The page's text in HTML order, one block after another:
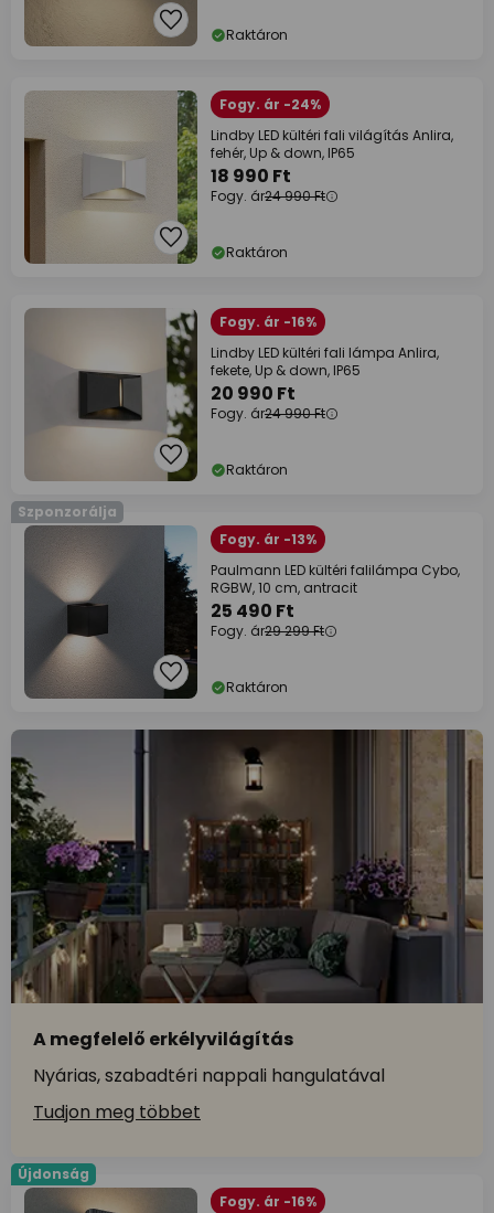
Raktáron
Fogy. ár -24%
Lindby LED kültéri fali világítás Anlira,
fehér, Up & down, IP65
18 990 Ft
Fogy. ár24 990 Ft
Raktáron
Fogy. ár -16%
Lindby LED kültéri fali lámpa Anlira,
fekete, Up & down, IP65
20 990 Ft
Fogy. ár24 990 Ft
Raktáron
Szponzorálja
Fogy. ár -13%
Paulmann LED kültéri falilámpa Cybo,
RGBW, 10 cm, antracit
25 490 Ft
Fogy. ár29 299 Ft
Raktáron
A megfelelő erkélyvilágítás
Nyárias, szabadtéri nappali hangulatával
Tudjon meg többet
Újdonság
Fogy. ár -16%